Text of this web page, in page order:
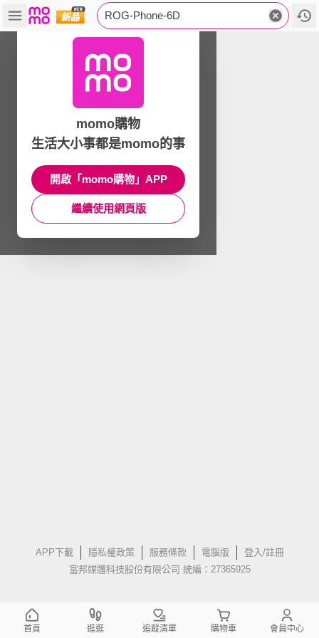
ROG-Phone-6D
APP下載 隱私權政策 服務條款 電腦版
登入/註冊
富邦媒體科技股份有限公司 統編：27365925
momo購物
生活大小事都是momo的事
開啟「momo購物」APP
繼續使用網頁版
首頁 逛逛 追蹤清單 購物車 會員中心